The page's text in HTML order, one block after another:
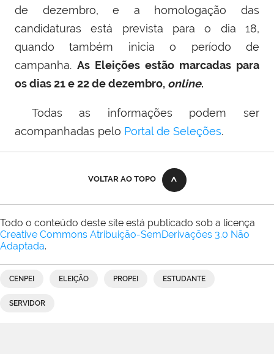
de dezembro, e a homologação das
candidaturas está prevista para o dia 18,
quando também inicia o período de
campanha. As Eleições estão marcadas para
os dias 21 e 22 de dezembro, online.
Todas as informações podem ser
acompanhadas pelo Portal de Seleções.
VOLTAR AO TOPO
Todo o conteúdo deste site está publicado sob a licença
Creative Commons Atribuição-SemDerivações 3.0 Não
Adaptada.
CENPEI ELEIÇÃO PROPEI ESTUDANTE
SERVIDOR